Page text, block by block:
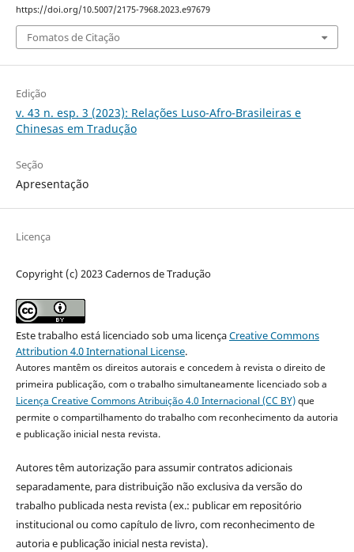
https://doi.org/10.5007/2175-7968.2023.e97679
Fomatos de Citação
Edição
v. 43 n. esp. 3 (2023): Relações Luso-Afro-Brasileiras e
Chinesas em Tradução
Seção
Apresentação
Licença
Copyright (c) 2023 Cadernos de Tradução
Este trabalho está licenciado sob uma licençaCreative Commons
Attribution 4.0 International License.
Autores mantêm os direitos autorais e concedem à revista o direito de
primeira publicação, com o trabalho simultaneamente licenciado sob a
Licença Creative Commons Atribuição 4.0 Internacional (CC BY)que
permite o compartilhamento do trabalho com reconhecimento da autoria
e publicação inicial nesta revista.
Autores têm autorização para assumir contratos adicionais
separadamente, para distribuição não exclusiva da versão do
trabalho publicada nesta revista (ex.: publicar em repositório
institucional ou como capítulo de livro, com reconhecimento de
autoria e publicação inicial nesta revista).